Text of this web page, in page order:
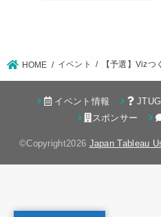
HOME イベント 【予選】Vizつ
イベント情報
スポンサー
©Copyright2026 Japan Tableau